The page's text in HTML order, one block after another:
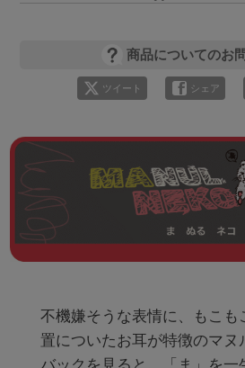
商品についてのお
ツイート シェア
不機嫌そうな表情に、もこも
置についたお耳が特徴のマヌ